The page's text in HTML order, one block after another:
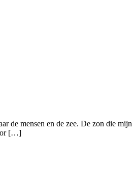
de mensen en de zee. De zon die
[…]